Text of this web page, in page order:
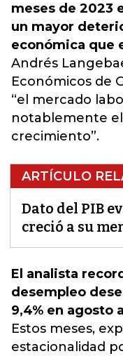
meses de 2023
un mayor
económica que
Andrés
Económicos de
“el mercado
notablemente
crecimiento”.
ARTÍCULO
Dato del PIB
creció a su
El analista
desempleo
9,4% en agosto
Estos meses,
estacionalidad